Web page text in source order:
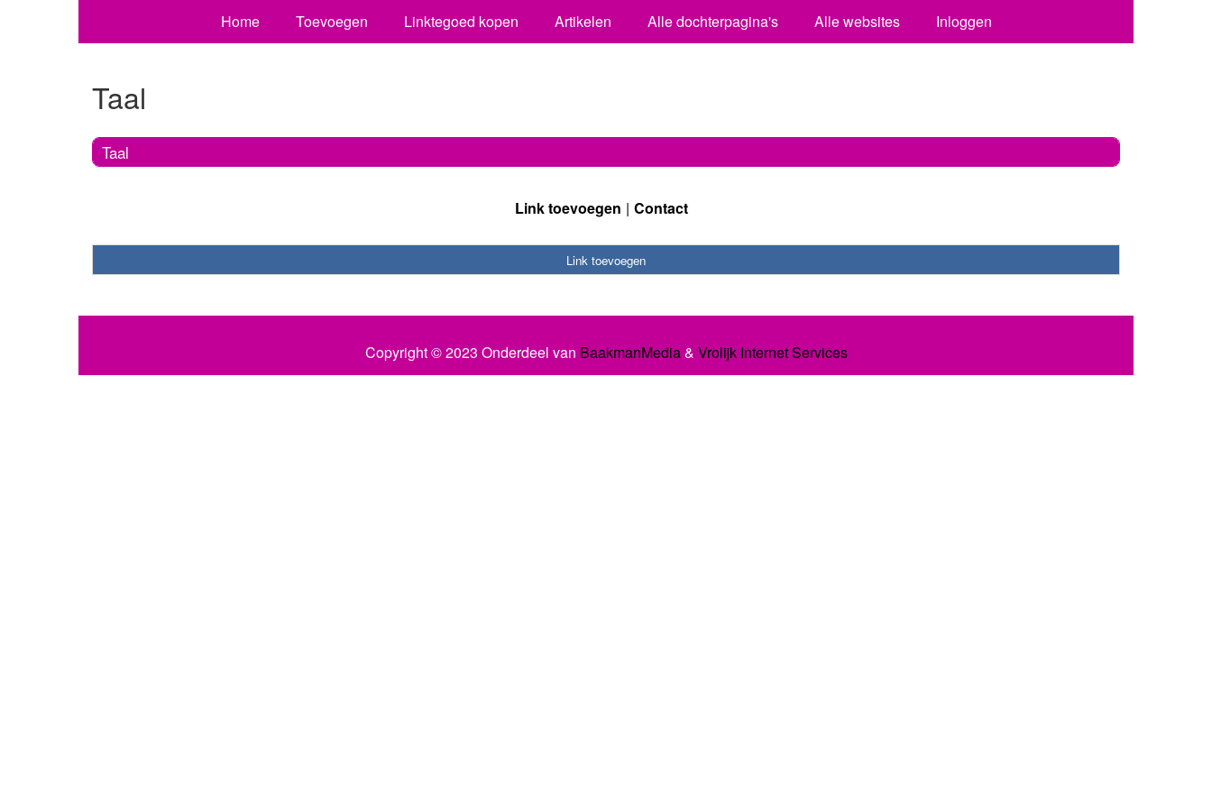
Home Toevoegen Linktegoed kopen Artikelen Alle dochterpagina's Alle websites Inloggen
Taal
Taal
Link toevoegen Contact
Link toevoegen
Copyright © 2023 Onderdeel van BaakmanMedia& Vrolijk Internet Services